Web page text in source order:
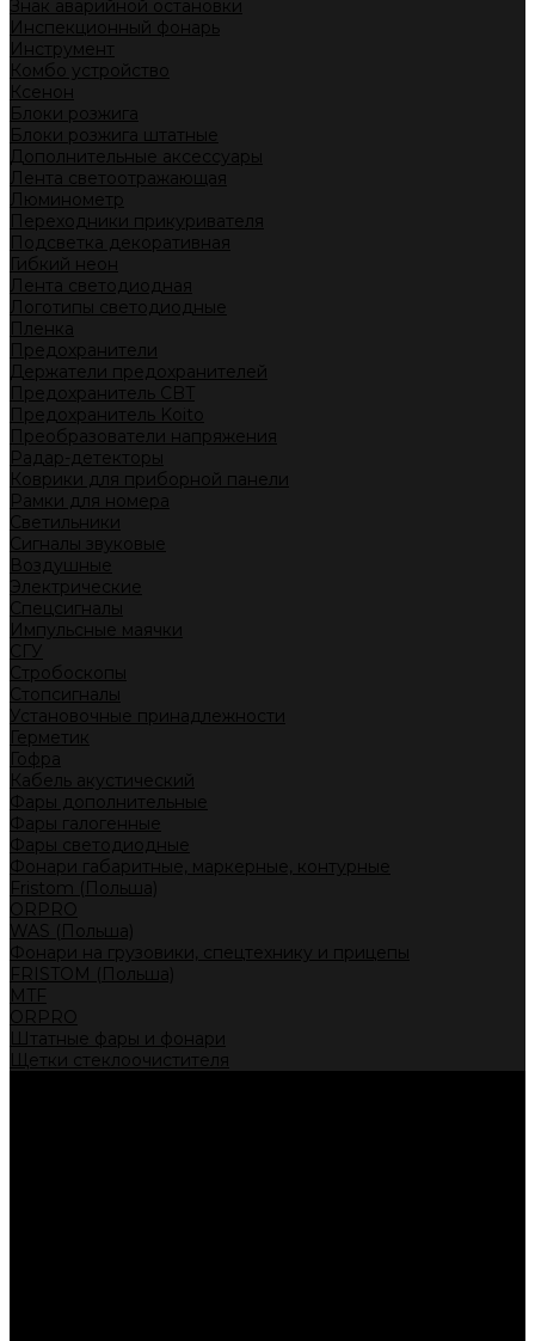
Знак аварийной остановки
Инспекционный фонарь
Инструмент
Комбо устройство
Ксенон
Блоки розжига
Блоки розжига штатные
Дополнительные аксессуары
Лента светоотражающая
Люминометр
Переходники прикуривателя
Подсветка декоративная
Гибкий неон
Лента светодиодная
Логотипы светодиодные
Пленка
Предохранители
Держатели предохранителей
Предохранитель CBT
Предохранитель Koito
Преобразователи напряжения
Радар-детекторы
Коврики для приборной панели
Рамки для номера
Светильники
Сигналы звуковые
Воздушные
Электрические
Спецсигналы
Импульсные маячки
СГУ
Стробоскопы
Стопсигналы
Установочные принадлежности
Герметик
Гофра
Кабель акустический
Фары дополнительные
Фары галогенные
Фары светодиодные
Фонари габаритные, маркерные, контурные
Fristom (Польша)
ORPRO
WAS (Польша)
Фонари на грузовики, спецтехнику и прицепы
FRISTOM (Польша)
MTF
ORPRO
Штатные фары и фонари
Щетки стеклоочистителя